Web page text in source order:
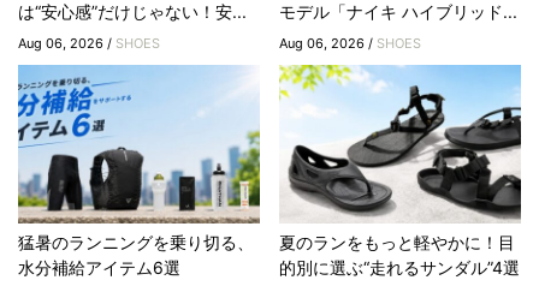
は“安心感”だけじゃない！安...
Aug 06, 2026 / SHOES
モデル「ナイキ ハイブリッド...
Aug 06, 2026 / SHOES
猛暑のランニングを乗り切る、
水分補給アイテム6選
夏のランをもっと軽やかに！目
的別に選ぶ“走れるサンダル”4選